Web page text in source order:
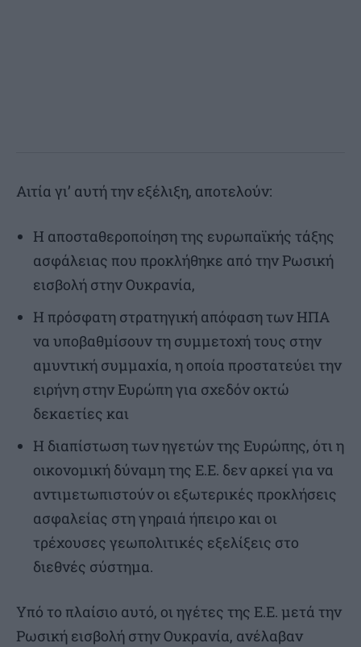
Αιτία γι’ αυτή την εξέλιξη, αποτελούν:
Η αποσταθεροποίηση της ευρωπαϊκής τάξης
ασφάλειας που προκλήθηκε από την Ρωσική
εισβολή στην Ουκρανία,
Η πρόσφατη στρατηγική απόφαση των ΗΠΑ
να υποβαθμίσουν τη συμμετοχή τους στην
αμυντική συμμαχία, η οποία προστατεύει την
ειρήνη στην Ευρώπη για σχεδόν οκτώ
δεκαετίες και
Η διαπίστωση των ηγετών της Ευρώπης, ότι η
οικονομική δύναμη της Ε.Ε. δεν αρκεί για να
αντιμετωπιστούν οι εξωτερικές προκλήσεις
ασφαλείας στη γηραιά ήπειρο και οι
τρέχουσες γεωπολιτικές εξελίξεις στο
διεθνές σύστημα.
Υπό το πλαίσιο αυτό, οι ηγέτες της Ε.Ε. μετά την
Ρωσική εισβολή στην Ουκρανία, ανέλαβαν